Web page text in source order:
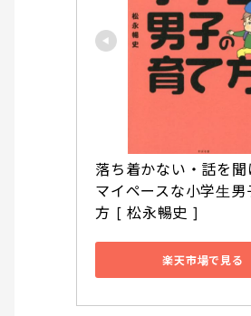
落ち着かない・話を聞
マイペースな小学生男
方 [ 松永暢史 ]
楽天市場で見る